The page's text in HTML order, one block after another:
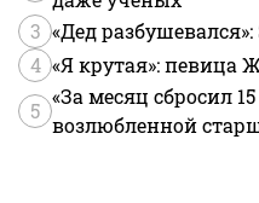
3 «Дед
4 «Я крутая»: певица
5
«За месяц сбросил
возлюбленной